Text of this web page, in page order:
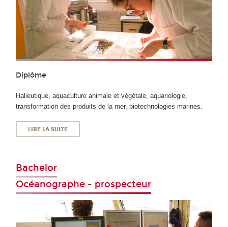
Diplôme
Halieutique, aquaculture animale et végétale, aquariologie,
transformation des produits de la mer, biotechnologies marines.
LIRE LA SUITE
Bachelor
Océanographe - prospecteur